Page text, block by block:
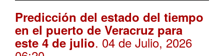
Predicción del estado del tiempo
en el puerto de Veracruz para
este 4 de julio. 04 de Julio, 2026